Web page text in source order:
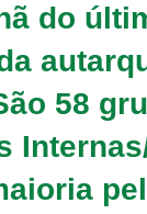
do
58